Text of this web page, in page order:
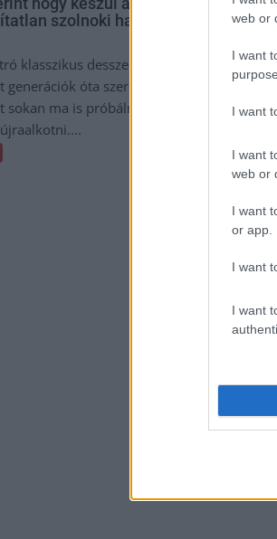
web or
I want
I want
I want
web or
I want
or app.
I want
I want
szolnoki habos
klasszikus desszert,
generációk óta szeretnek, és
sokan ma is próbálnak
ország,
Nem
rögzítettek
állomások
születtek,
Szolnok